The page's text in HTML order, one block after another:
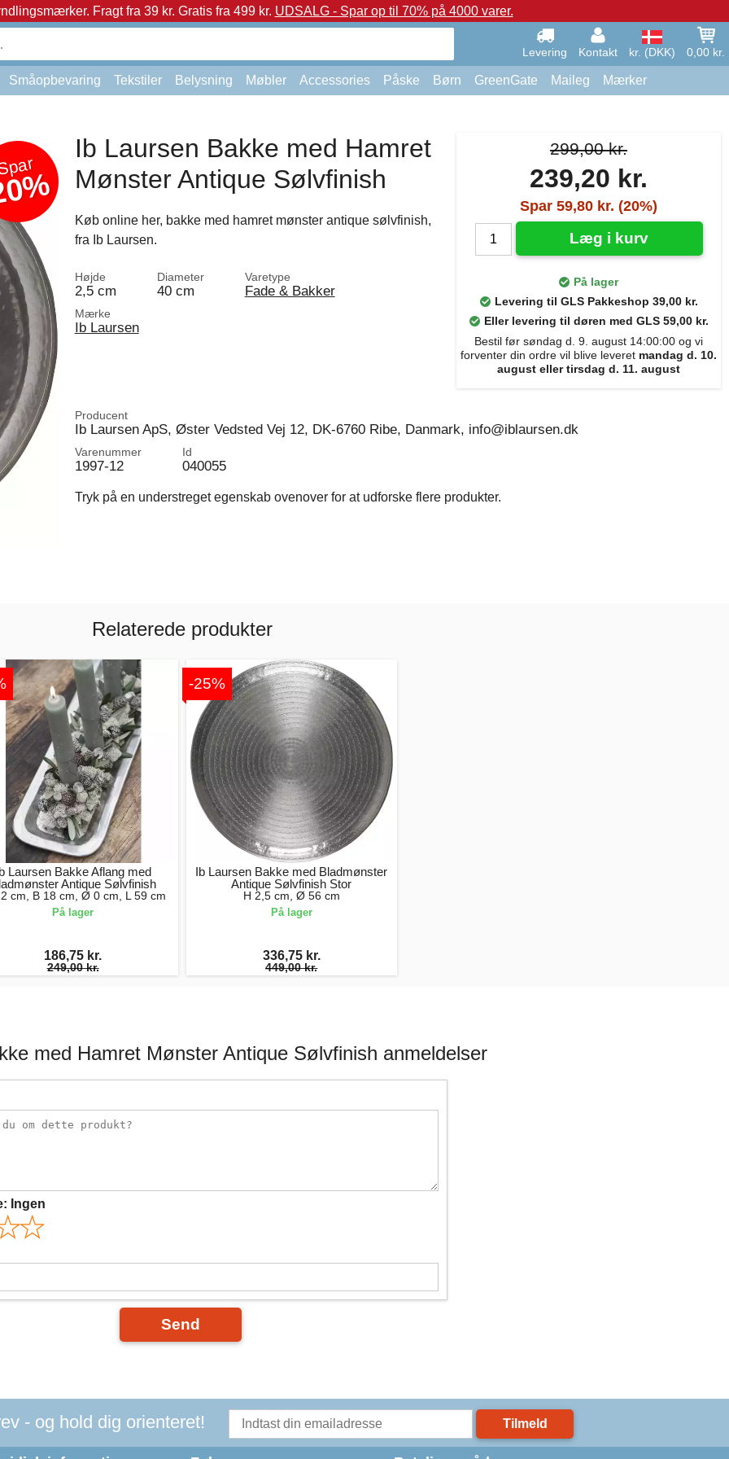
Fragt fra 39 kr. Gratis fra 499 kr. UDSALG - Spar op til 70% på 4000 varer.
Levering Kontakt kr. (DKK) 0,00 kr.
Småopbevaring Tekstiler Belysning Møbler Accessories Påske Børn GreenGate Maileg Mærker
299,00 kr.
239,20 kr.
Spar 59,80 kr. (20%)
Læg i kurv
På lager
Levering til GLS Pakkeshop 39,00 kr.
Eller levering til døren med GLS 59,00 kr.
Bestil før søndag d. 9. august 14:00:00 og vi
forventer din ordre vil blive leveret mandag d. 10.
august eller tirsdag d. 11. august
Ib Laursen Bakke med Hamret
Mønster Antique Sølvfinish
Køb online her, bakke med hamret mønster antique sølvfinish,
fra Ib Laursen.
Højde
2,5 cm
Diameter
40 cm
Varetype
Fade & Bakker
Mærke
Ib Laursen
Producent
Ib Laursen ApS, Øster Vedsted Vej 12, DK-6760 Ribe, Danmark, info@iblaursen.dk
Varenummer
1997-12
Id
040055
Tryk på en understreget egenskab ovenover for at udforske flere produkter.
Relaterede produkter
Laursen Bakke Aflang med
Antique Sølvfinish
cm, B 18 cm, Ø 0 cm, L 59 cm
På lager
186,75 kr.
249,00 kr.
-25%
Ib Laursen Bakke med Bladmønster
Antique Sølvfinish Stor
H 2,5 cm, Ø 56 cm
På lager
336,75 kr.
449,00 kr.
med Hamret Mønster Antique Sølvfinish anmeldelser
Ingen
Send
- og hold dig orienteret! Tilmeld